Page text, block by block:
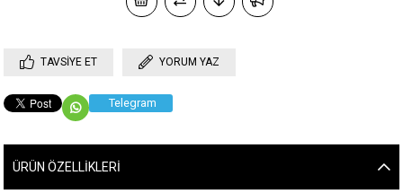
TAVSIYE ET YORUM YAZ
Telegram
ÜRÜN ÖZELLIKLERI